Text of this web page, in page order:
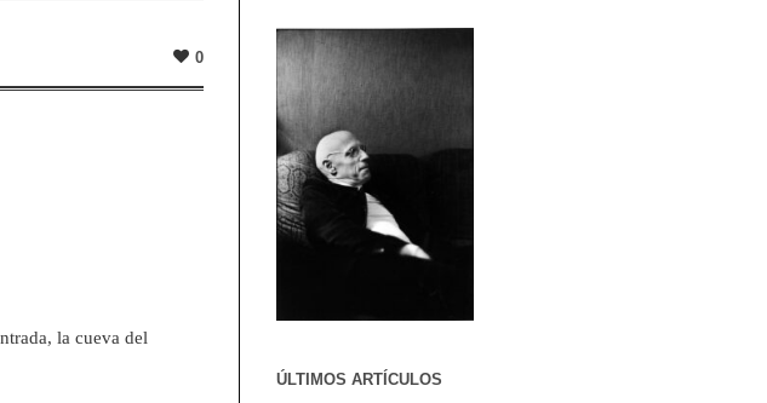
0
la cueva del
ÚLTIMOS ARTÍCULOS